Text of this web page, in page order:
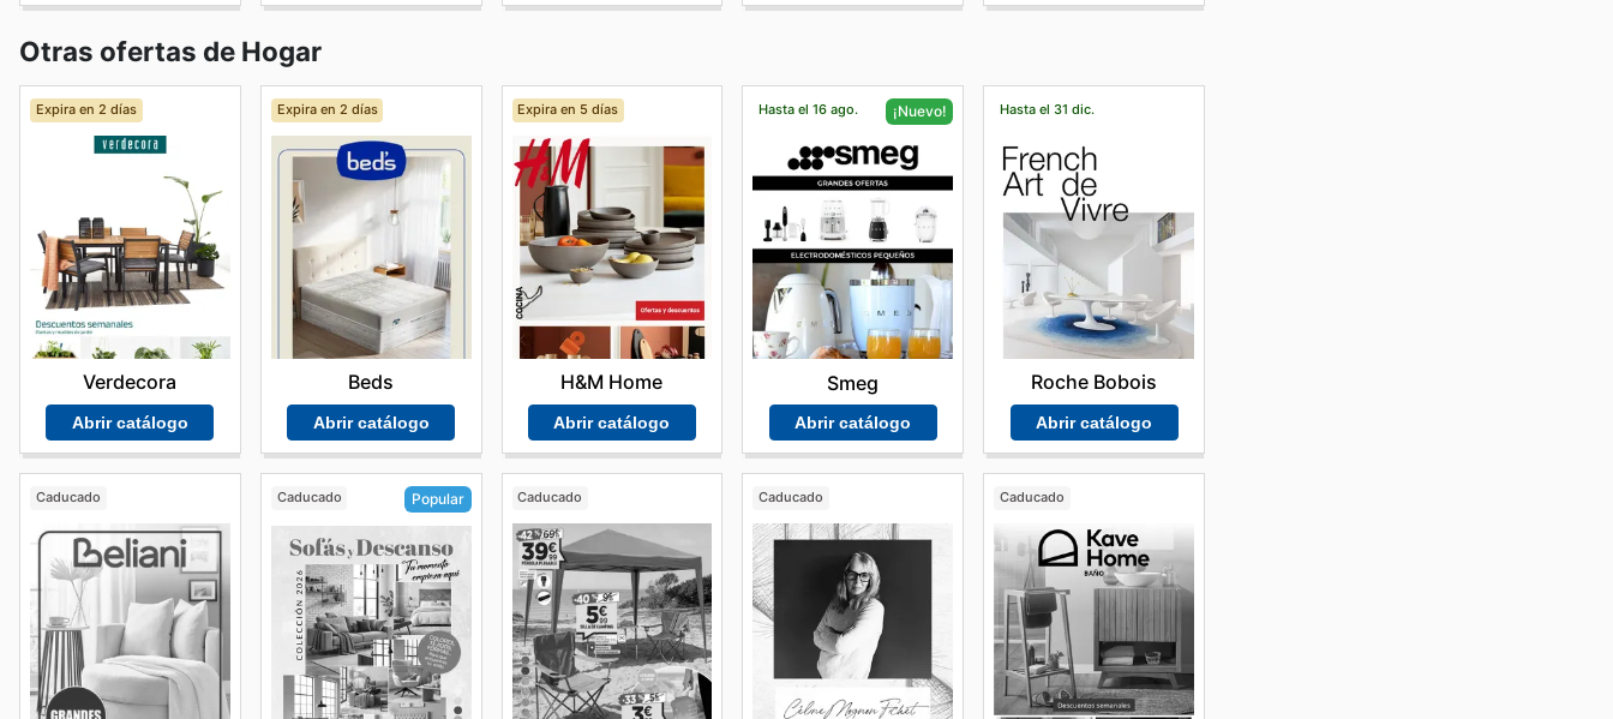
Otras ofertas de Hogar
Expira en 2 días
Verdecora
Abrir catálogo
Expira en 2 días
Beds
Abrir catálogo
Expira en 5 días
H&M Home
Abrir catálogo
Hasta el 16 ago. ¡Nuevo!
Smeg
Abrir catálogo
Hasta el 31 dic.
Roche Bobois
Abrir catálogo
Caducado Caducado Popular Caducado Caducado Caducado